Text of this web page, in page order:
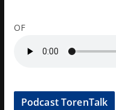
OF
Podcast TorenTalk